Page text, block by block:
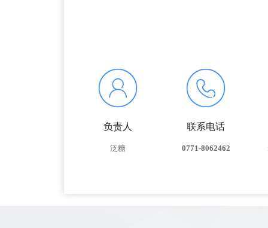
负责人
泛糖
联系电话
0771-8062462